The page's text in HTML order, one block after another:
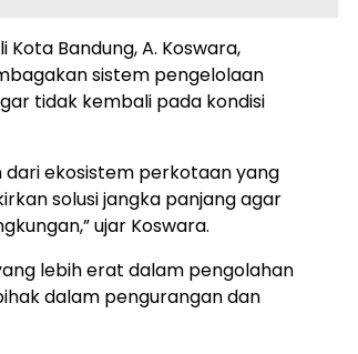
Bandung, A. Koswara,
sistem pengelolaan
tidak kembali pada kondisi
dari ekosistem perkotaan yang
solusi jangka panjang agar
ujar Koswara.
lebih erat dalam pengolahan
dalam pengurangan dan